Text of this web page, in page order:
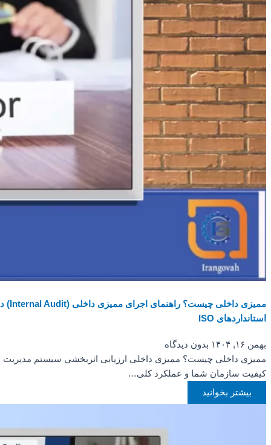
ممیزی داخلی چیست؟ راهنمای اجرای ممیزی داخلی (Internal Audit) در
استانداردهای ISO
بهمن ۱۶, ۱۴۰۴
بدون دیدگاه
ممیزی داخلی چیست؟ ممیزی داخلی ارزیابی اثربخشی سیستم مدیریت
کیفیت سازمان شما و عملکرد کلی…
بیشتر بخوانید